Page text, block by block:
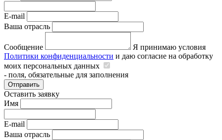
E-mail
Ваша отрасль
Сообщение
Я принимаю условия
Политики конфиденциальности и даю согласие на обработку
моих персональных данных
- поля, обязательные для заполнения
Отправить
Оставить заявку
Имя
E-mail
Ваша отрасль